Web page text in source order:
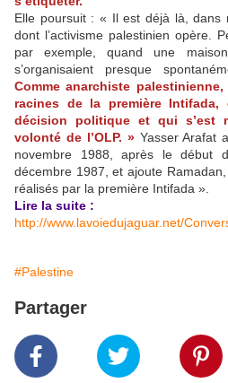
Elle poursuit : « Il est déjà là, dans
dont l’activisme palestinien opère.
par exemple, quand une
s’organisaient presque
Comme anarchiste
racines de la première Intifada,
décision politique et qui s’est
volonté de l’OLP. »Yasser Arafat
novembre 1988, après le début
décembre 1987, et ajoute
réalisés par la première Intifada ».
Lire la suite :
http://www.lavoiedujaguar.net/
#Palestine
Partager